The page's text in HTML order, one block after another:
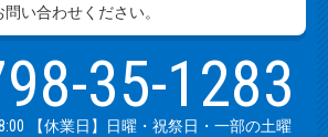
い合わせください。
35-1283
【休業日】日曜・祝祭日・一部の土曜